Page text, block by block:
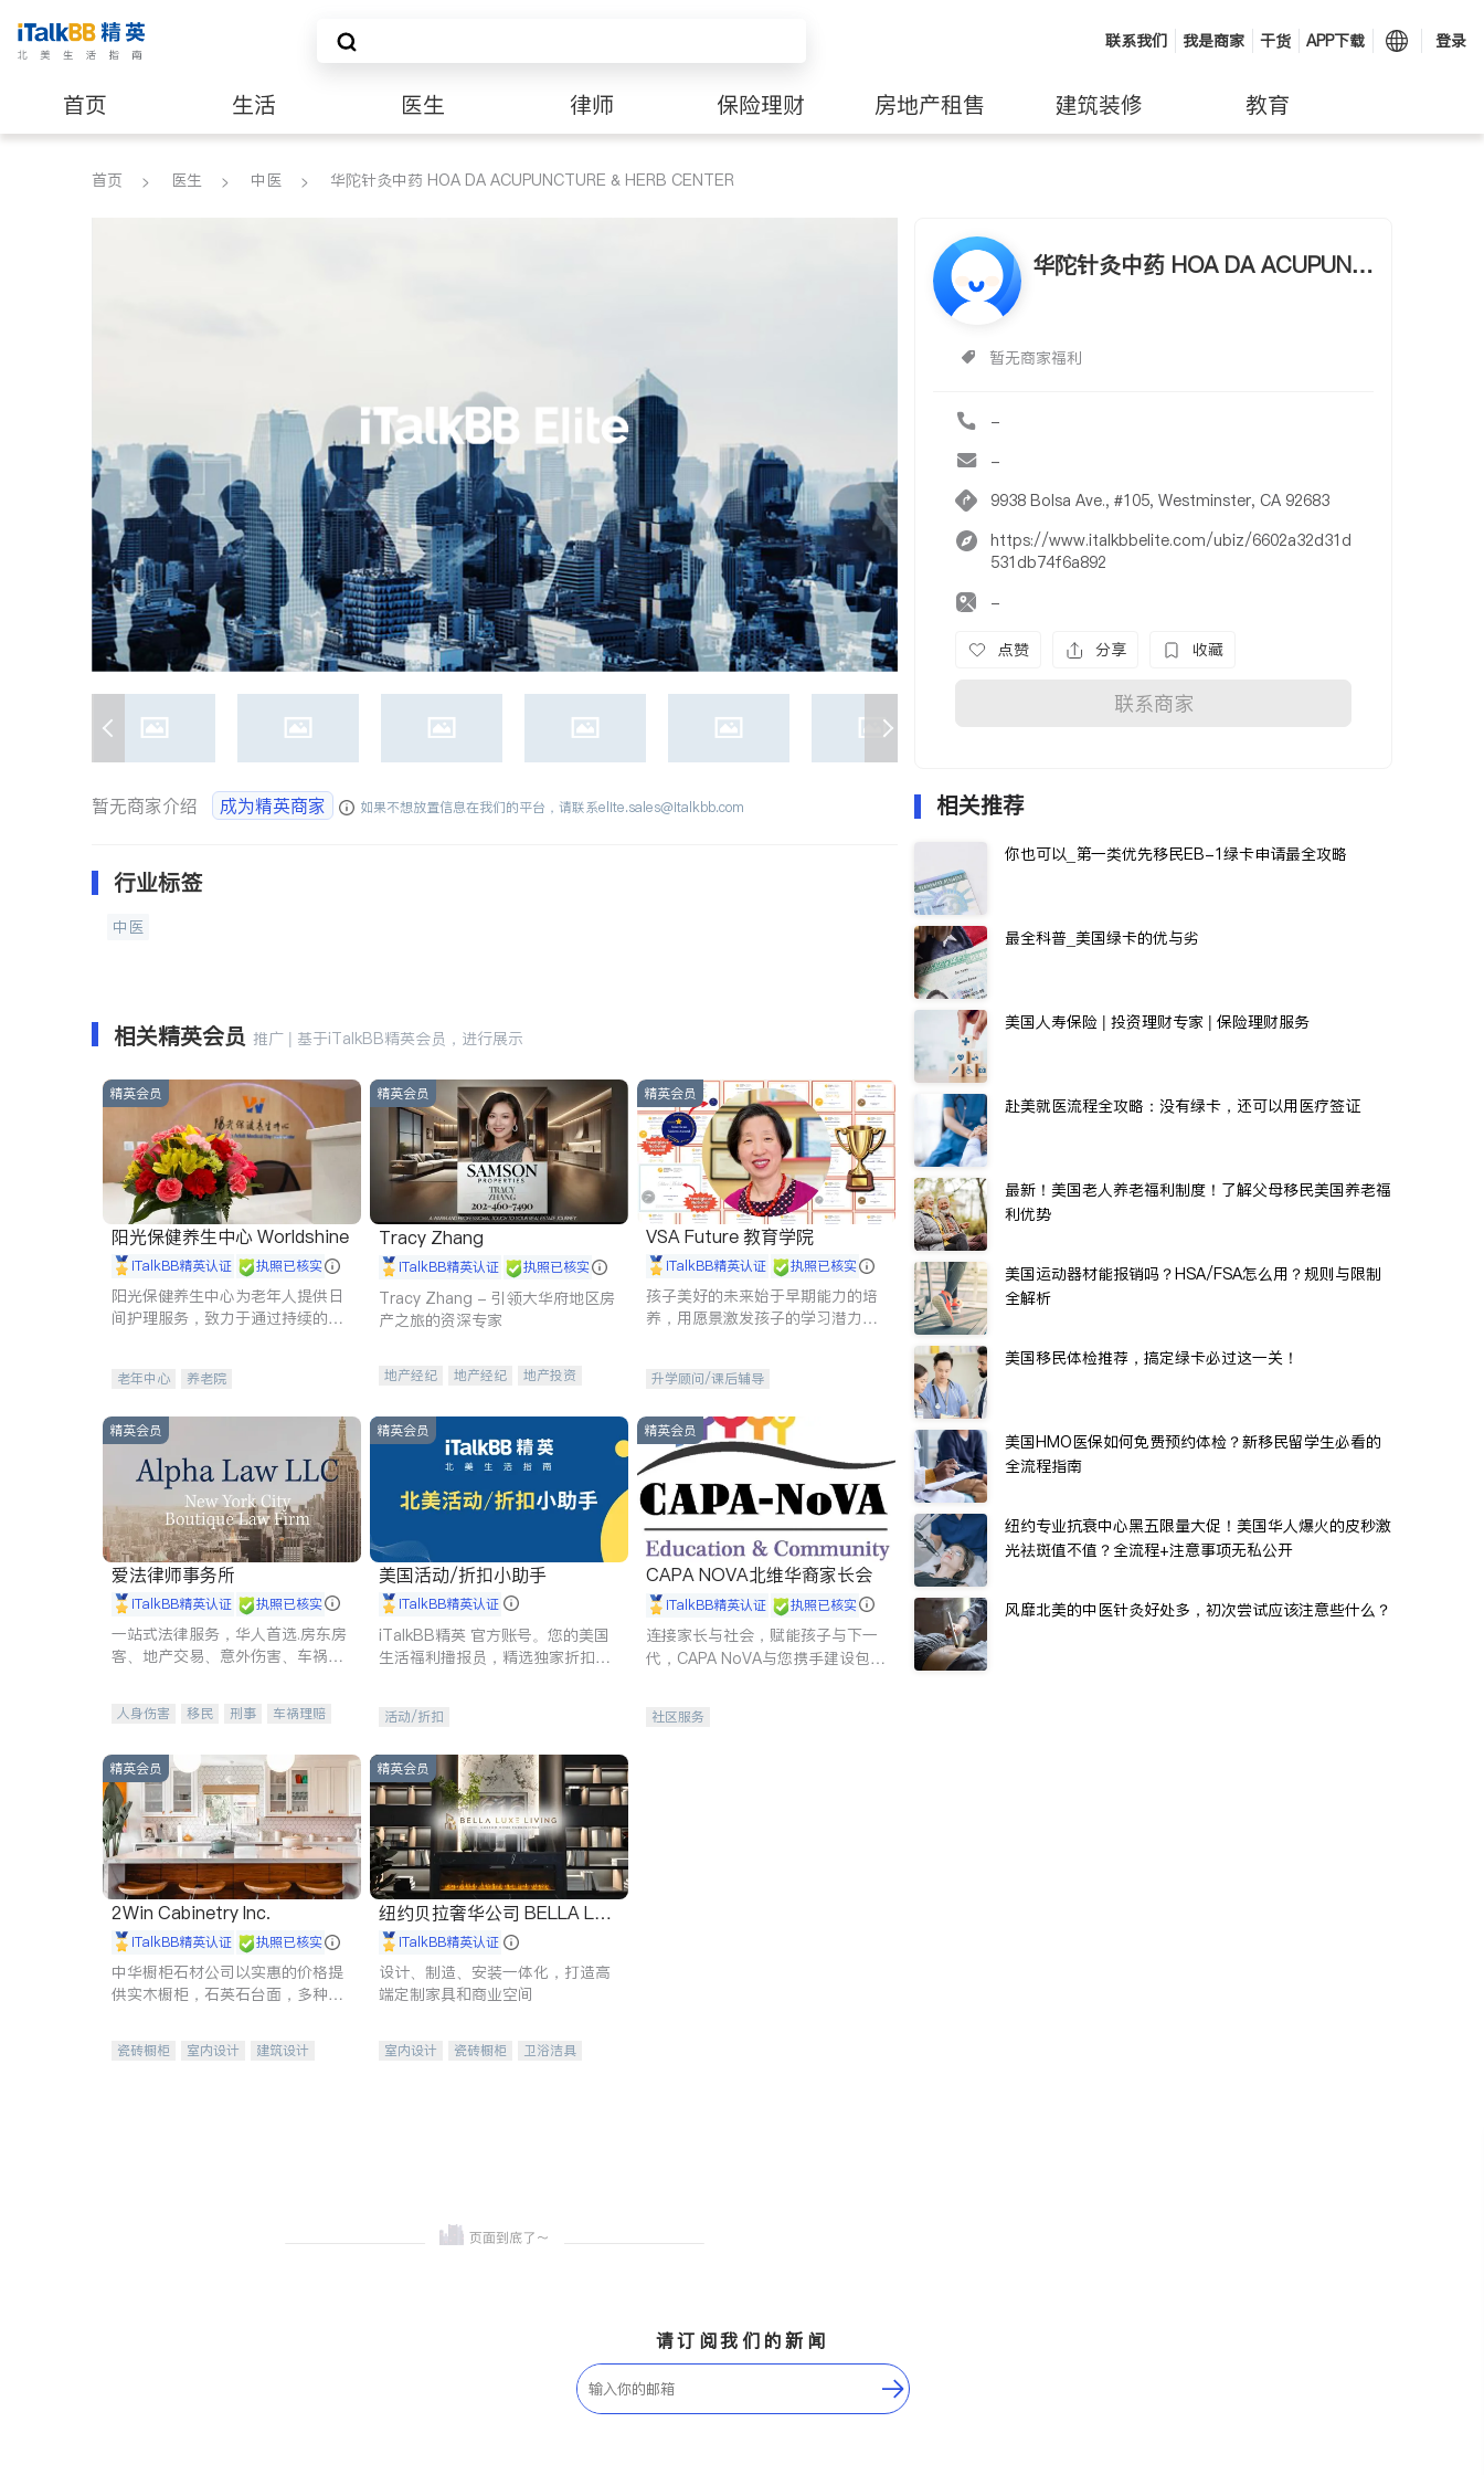
联系我们 我是商家 干货 APP下载 登录
首页 生活 医生 律师 保险理财 房地产租售 建筑装修 教育
养老 非盈利组织
首页 医生 中医 华陀针灸中药 HOA DA ACUPUNCTURE & HERB CENTER
华陀针灸中药 HOA DA ACUPUNC
暂无商家福利
-
-
9938 Bolsa Ave., #105, Westminster, CA 92683
https://www.italkbbelite.com/ubiz/6602a32d31d
531db74f6a892
-
点赞 分享 收藏
联系商家
暂无商家介绍 成为精英商家 如果不想放置信息在我们的平台，请联系elite.sales@italkbb.com
行业标签
中医
相关精英会员 推广 | 基于iTalkBB精英会员，进行展示
精英会员
阳光保健养生中心 Worldshine
iTalkBB精英认证 执照已核实
阳光保健养生中心为老年人提供日
间护理服务，致力于通过持续的护
老年中心 养老院
精英会员
Tracy Zhang
iTalkBB精英认证 执照已核实
Tracy Zhang - 引领大华府地区房
产之旅的资深专家
地产经纪 地产经纪
地产投资
精英会员
VSA Future 教育学院
iTalkBB精英认证 执照已核实
孩子美好的未来始于早期能力的培
养，用愿景激发孩子的学习潜力和
升学顾问/课后辅导
精英会员
爱法律师事务所
iTalkBB精英认证 执照已核实
一站式法律服务，华人首选.房东房
客、地产交易、意外伤害、车祸重
人身伤害 移民 刑事
车祸理赔
商标注册
索赔 律师-其它 保释
精英会员
美国活动/折扣小助手
iTalkBB精英认证
iTalkBB精英 官方账号。您的美国
生活福利播报员，精选独家折扣、
活动/折扣
精英会员
CAPA NOVA北维华裔家长会
iTalkBB精英认证 执照已核实
连接家长与社会，赋能孩子与下一
代，CAPA NoVA与您携手建设包
社区服务
精英会员
2Win Cabinetry Inc.
iTalkBB精英认证 执照已核实
中华橱柜石材公司以实惠的价格提
供实木橱柜，石英石台面，多种优
机。品质厨房，家的选择。
瓷砖橱柜 室内设计
建筑设计
精英会员
纽约贝拉奢华公司 BELLA LUX
E iTalkBB精英认证
设计、制造、安装一体化，打造高
端定制家具和商业空间
室内设计 瓷砖橱柜
卫浴洁具
相关推荐
你也可以_第一类优先移民EB-1绿卡申请最全攻略
最全科普_美国绿卡的优与劣
美国人寿保险 | 投资理财专家 | 保险理财服务
赴美就医流程全攻略：没有绿卡，还可以用医疗签证
最新！美国老人养老福利制度！了解父母移民美国养老福
利优势
美国运动器材能报销吗？HSA/FSA怎么用？规则与限制
全解析
美国移民体检推荐，搞定绿卡必过这一关！
美国HMO医保如何免费预约体检？新移民留学生必看的
全流程指南
纽约专业抗衰中心黑五限量大促！美国华人爆火的皮秒激
光祛斑值不值？全流程+注意事项无私公开
风靡北美的中医针灸好处多，初次尝试应该注意些什么？
请订阅我们的新闻